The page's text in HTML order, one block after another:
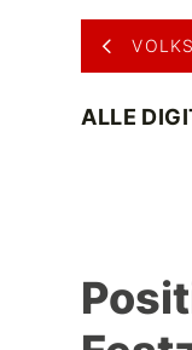
ALLE